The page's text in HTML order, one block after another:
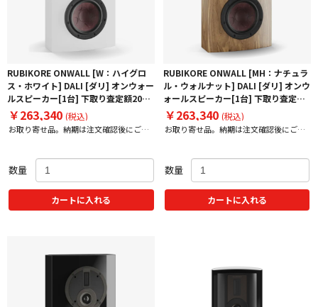
RUBIKORE ONWALL [W：ハイグロ
ス・ホワイト] DALI [ダリ] オンウォー
ルスピーカー[1台] 下取り査定額20%
アップ実施中！
￥263,340 (税込)
お取り寄せ品。納期は注文確認後にご案
数量
カートに入れる
RUBIKORE ONWALL [MH：ナチュラ
ル・ウォルナット] DALI [ダリ] オンウ
ォールスピーカー[1台] 下取り査定額
20%アップ実施中！
￥263,340 (税込)
お取り寄せ品。納期は注文確認後にご案
数量
カートに入れる